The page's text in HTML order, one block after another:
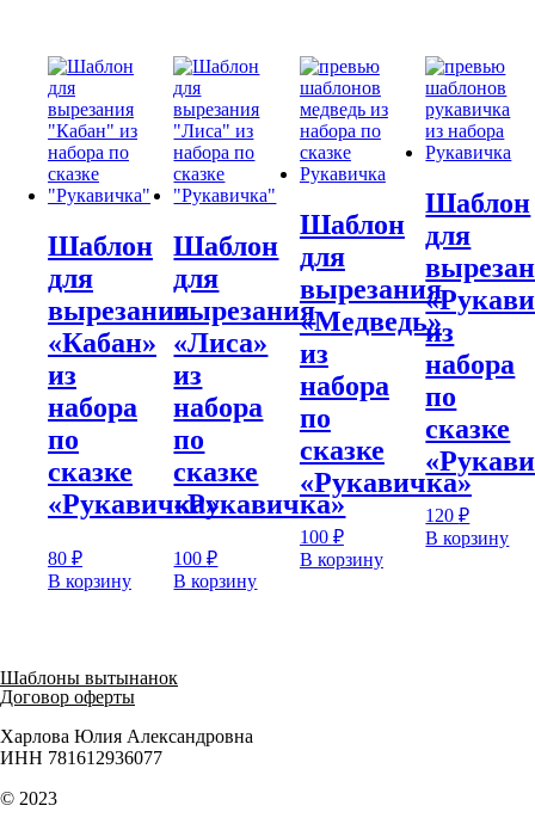
Шаблон
для
вырезания
«Кабан»
из
набора
по
сказке
«Рукавичка»
80 ₽
В корзину
Шаблон
для
вырезания
«Лиса»
из
набора
по
сказке
«Рукавичка»
100₽
В корзину
Шаблон
для
вырезания
«Медведь»
из
набора
по
сказке
«Рукавичка»
100 ₽
В корзину
Шаблон
для
из
набора
по
сказке
120₽
В корзину
Шаблоны вытынанок
Договор оферты
Харлова Юлия Александровна
ИНН 781612936077
© 2023